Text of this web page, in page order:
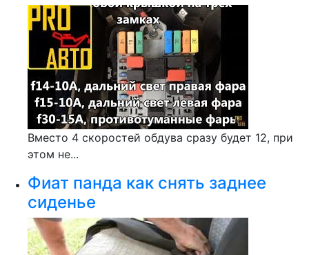
Вместо 4 скоростей обдува сразу будет 12, при
этом не...
Фиат панда как снять заднее
сиденье